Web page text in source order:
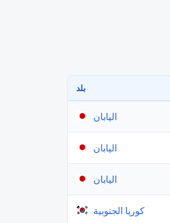
بلد
اليابان
اليابان
اليابان
كوريا الجنوبية